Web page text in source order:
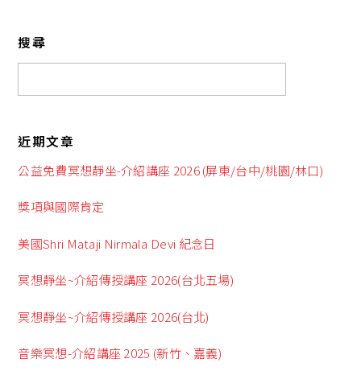
搜尋
近期文章
公益免費冥想靜坐-介紹講座 2026 (屏東/台中/桃園/林口)
獎項與國際肯定
美國Shri Mataji Nirmala Devi 紀念日
冥想靜坐~介紹傳授講座 2026(台北五場)
冥想靜坐~介紹傳授講座 2026(台北)
音樂冥想-介紹講座 2025 (新竹、嘉義)